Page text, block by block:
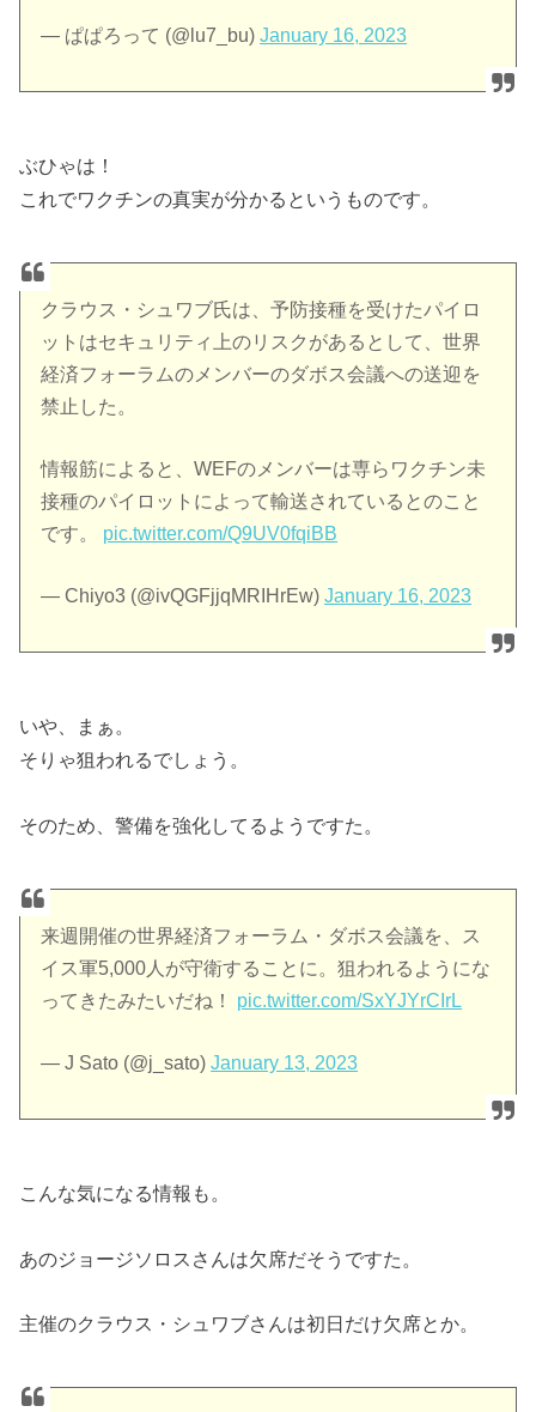
— ぱぱろって (@lu7_bu)January 16, 2023
ぶひゃは！
これでワクチンの真実が分かるというものです。
クラウス・シュワブ氏は、予防接種を受けたパイロ
ットはセキュリティ上のリスクがあるとして、世界
経済フォーラムのメンバーのダボス会議への送迎を
禁止した。
情報筋によると、WEFのメンバーは専らワクチン未
接種のパイロットによって輸送されているとのこと
です。 pic.twitter.com/Q9UV0fqiBB
— Chiyo3 (@ivQGFjjqMRIHrEw)January 16, 2023
いや、まぁ。
そりゃ狙われるでしょう。
そのため、警備を強化してるようですた。
来週開催の世界経済フォーラム・ダボス会議を、ス
イス軍5,000人が守衛することに。狙われるようにな
ってきたみたいだね！ pic.twitter.com/SxYJYrCIrL
— J Sato (@j_sato)January 13, 2023
こんな気になる情報も。
あのジョージソロスさんは欠席だそうですた。
主催のクラウス・シュワブさんは初日だけ欠席とか。